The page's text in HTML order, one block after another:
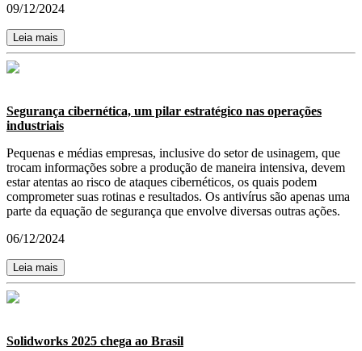
09/12/2024
Leia mais
Segurança cibernética, um pilar estratégico nas operações
industriais
Pequenas e médias empresas, inclusive do setor de usinagem, que
trocam informações sobre a produção de maneira intensiva, devem
estar atentas ao risco de ataques cibernéticos, os quais podem
comprometer suas rotinas e resultados. Os antivírus são apenas uma
parte da equação de segurança que envolve diversas outras ações.
06/12/2024
Leia mais
Solidworks 2025 chega ao Brasil